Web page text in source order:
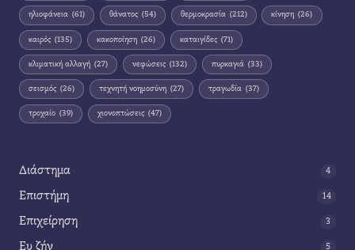
ηλιοφάνεια (61) θάνατος (54) θερμοκρασία (212) κίνηση (26)
καιρός (135) κακοποίηση (26) καταιγίδες (71)
κλιματική αλλαγή (27) νεφώσεις (132) πυρκαγιά (33)
σεισμός (26) τεχνητή νοημοσύνη (27) τραγωδία (37)
τροχαίο (39) χιονοπτώσεις (47)
Διάστημα 4
Επιστήμη 14
Επιχείρηση 3
Ευ ζήν 5